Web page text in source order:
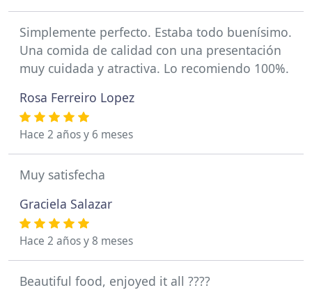
Simplemente perfecto. Estaba todo buenísimo.
Una comida de calidad con una presentación
muy cuidada y atractiva. Lo recomiendo 100%.
Rosa Ferreiro Lopez
Hace 2 años y 6 meses
Muy satisfecha
Graciela Salazar
Hace 2 años y 8 meses
Beautiful food, enjoyed it all ????